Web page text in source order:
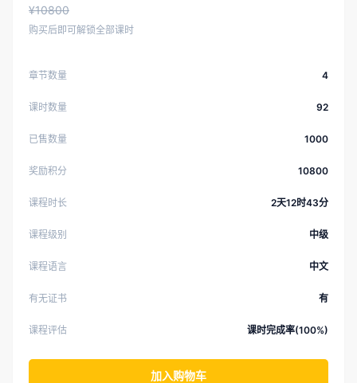
¥10800
购买后即可解锁全部课时
章节数量 4
课时数量 92
已售数量 1000
奖励积分 10800
课程时长 2天12时43分
课程级别 中级
课程语言 中文
有无证书 有
课程评估 课时完成率(100%)
加入购物车